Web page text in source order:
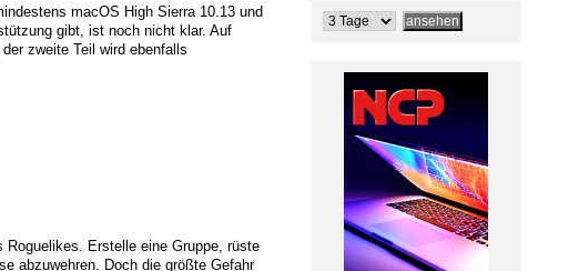
macOS High Sierra 10.13 und
gibt, ist noch nicht klar. Auf
zweite Teil wird ebenfalls
Erstelle eine Gruppe, rüste
abzuwehren. Doch die größte Gefahr